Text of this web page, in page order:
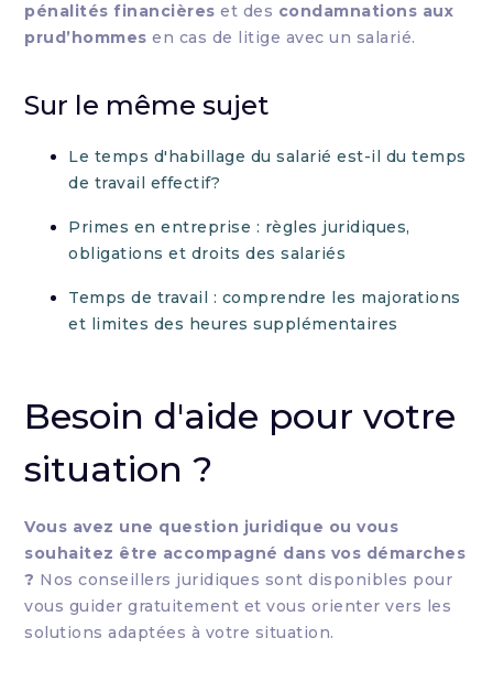
pénalités financières et des condamnations aux
prud’hommes en cas de litige avec un salarié.
Sur le même sujet
Le temps d'habillage du salarié est-il du temps
de travail effectif?
Primes en entreprise : règles juridiques,
obligations et droits des salariés
Temps de travail : comprendre les majorations
et limites des heures supplémentaires
Besoin d'aide pour votre
situation ?
Vous avez une question juridique ou vous
souhaitez être accompagné dans vos démarches
? Nos conseillers juridiques sont disponibles pour
vous guider gratuitement et vous orienter vers les
solutions adaptées à votre situation.